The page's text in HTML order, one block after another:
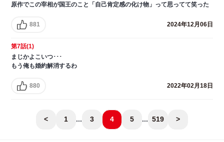
原作でこの宰相が国王のこと「自己肯定感の化け物」って思ってて笑った
881 2024年12月06日
第7話(1)
まじかよこいつ･･･
もう俺も婚約解消するわ
880 2022年02月18日
< 1 ... 3 4 5 ... 519 >